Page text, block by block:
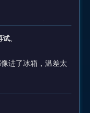
。
进了冰箱，温差太